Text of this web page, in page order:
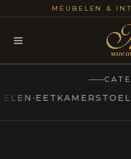
MEUBELEN &
EETKAMERSTOELEN